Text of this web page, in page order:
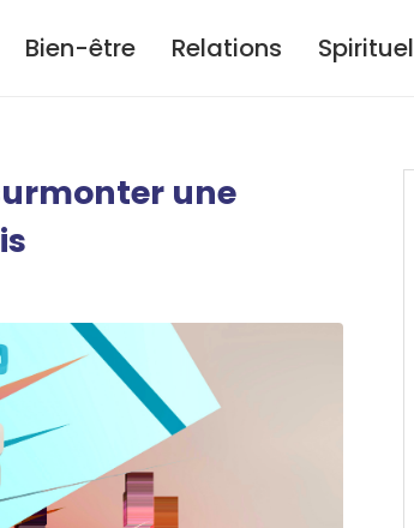
Bien-être Relations Spirituel
une